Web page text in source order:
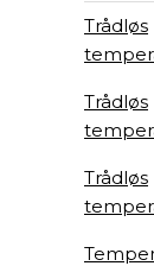
Trådløs
Trådløs
Trådløs